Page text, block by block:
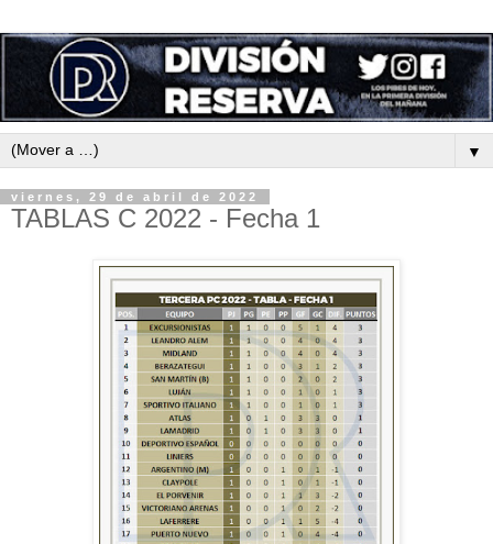
▼
viernes, 29 de abril de 2022
TABLAS C 2022 - Fecha 1